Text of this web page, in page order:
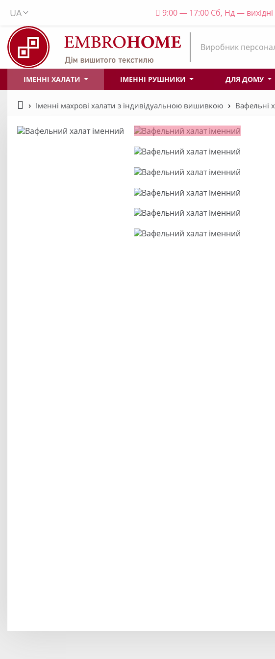
UA 9:00 — 17:00 Сб, Нд — вихідні
Виробник
ІМЕННІ ХАЛАТИ ІМЕННІ РУШНИКИ ДЛЯ ДОМУ
Іменні махрові халати з індивідуальною вишивкою Вафельні